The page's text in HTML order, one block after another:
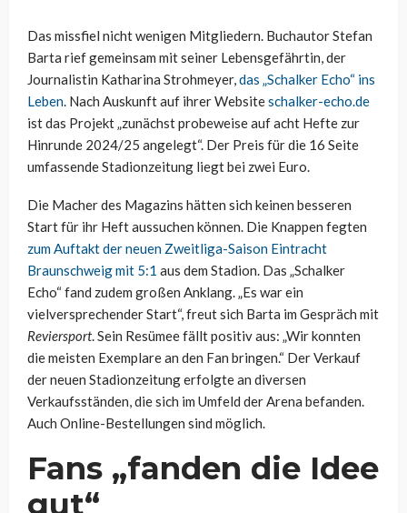
Das missfiel nicht wenigen Mitgliedern. Buchautor Stefan
Barta rief gemeinsam mit seiner Lebensgefährtin, der
Journalistin Katharina Strohmeyer,das „Schalker Echo“ ins
Leben. Nach Auskunft auf ihrer Websiteschalker-echo.de
ist das Projekt „zunächst probeweise auf acht Hefte zur
Hinrunde 2024/25 angelegt“. Der Preis für die 16 Seite
umfassende Stadionzeitung liegt bei zwei Euro.
Die Macher des Magazins hätten sich keinen besseren
Start für ihr Heft aussuchen können. Die Knappen fegten
zum Auftakt der neuen Zweitliga-Saison Eintracht
Braunschweig mit 5:1 aus dem Stadion. Das „Schalker
Echo“ fand zudem großen Anklang. „Es war ein
vielversprechender Start“, freut sich Barta im Gespräch mit
Reviersport. Sein Resümee fällt positiv aus: „Wir konnten
die meisten Exemplare an den Fan bringen.“ Der Verkauf
der neuen Stadionzeitung erfolgte an diversen
Verkaufsständen, die sich im Umfeld der Arena befanden.
Auch Online-Bestellungen sind möglich.
Fans „fanden die Idee
gut“